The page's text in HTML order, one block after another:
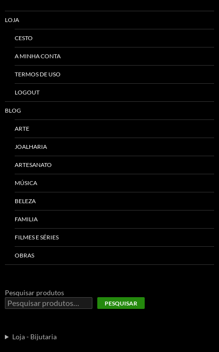
LOJA
CESTO
A MINHA CONTA
TERMOS DE USO
LOGOUT
BLOG
ARTE
JOALHARIA
ARTESANATO
MÚSICA
BELEZA
FAMILIA
FILMES E SÉRIES
OBRAS
Pesquisar produtos
PESQUISAR
Loja - Bijutaria